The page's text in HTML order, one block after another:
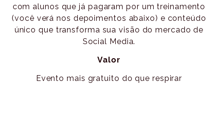
com alunos que já pagaram por um treinamento
(você verá nos depoimentos abaixo) e conteúdo
único que transforma sua visão do mercado de
Social Media.
Valor
Evento mais gratuito do que respirar